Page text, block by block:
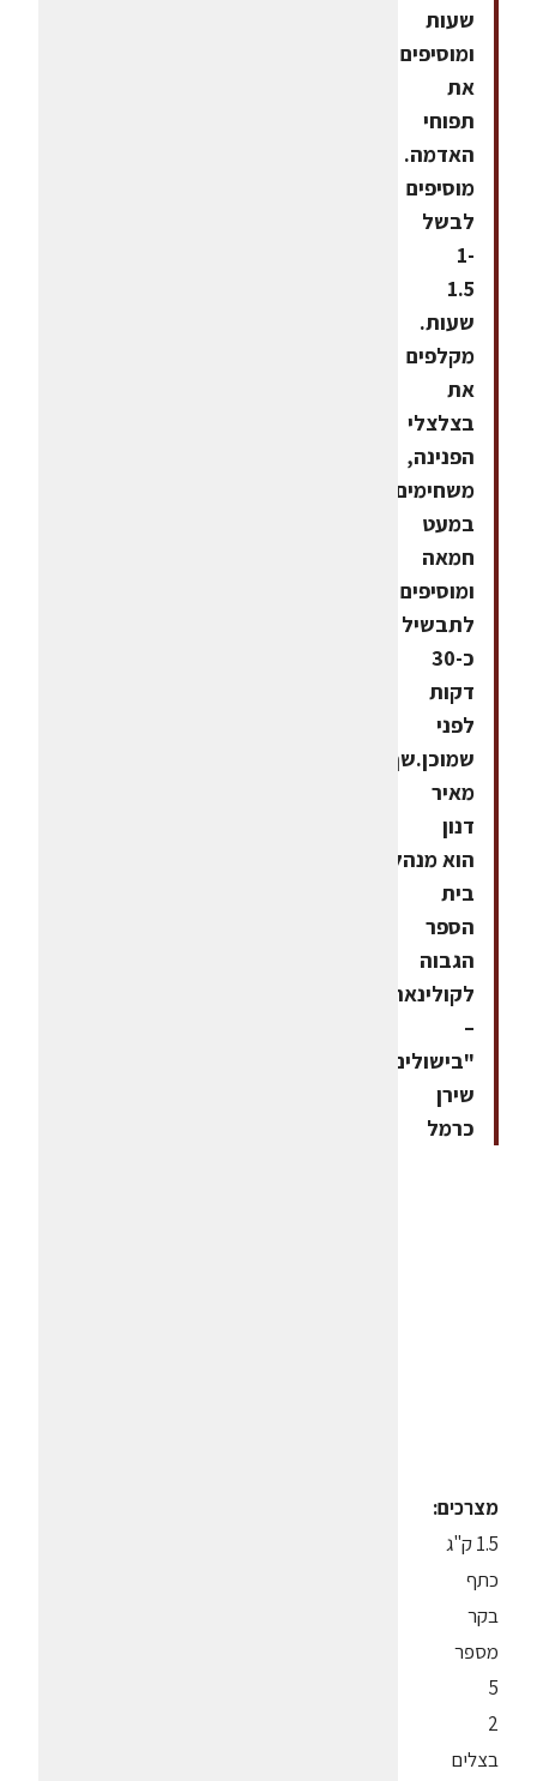
שעות
ומוסיפים
את
תפוחי
האדמה.
מוסיפים
לבשל
1-
1.5
שעות.
מקלפים
את
בצלצלי
הפנינה,
משחימים
במעט
חמאה
ומוסיפים
לתבשיל
כ-30
דקות
לפני
שמוכן.שף
מאיר
דנון
הוא מנהל
בית
הספר
הגבוה
לקולינאריה
–
"בישולים"צילום:
שירן
כרמל
מצרכים:
1.5 ק"ג
כתף
בקר
מספר
5
2
בצלים